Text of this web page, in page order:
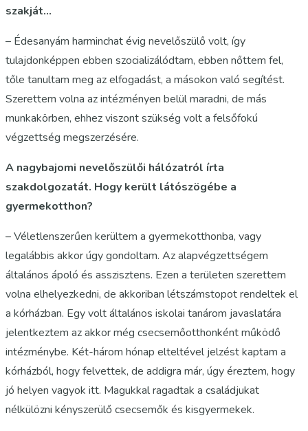
szakját…
– Édesanyám harminchat évig nevelőszülő volt, így
tulajdonképpen ebben szocializálódtam, ebben nőttem fel,
tőle tanultam meg az elfogadást, a másokon való segítést.
Szerettem volna az intézményen belül maradni, de más
munkakörben, ehhez viszont szükség volt a felsőfokú
végzettség megszerzésére.
A nagybajomi nevelőszülői hálózatról írta
szakdolgozatát. Hogy került látószögébe a
gyermekotthon?
– Véletlenszerűen kerültem a gyermekotthonba, vagy
legalábbis akkor úgy gondoltam. Az alapvégzettségem
általános ápoló és asszisztens. Ezen a területen szerettem
volna elhelyezkedni, de akkoriban létszámstopot rendeltek el
a kórházban. Egy volt általános iskolai tanárom javaslatára
jelentkeztem az akkor még csecsemőotthonként működő
intézménybe. Két-három hónap elteltével jelzést kaptam a
kórházból, hogy felvettek, de addigra már, úgy éreztem, hogy
jó helyen vagyok itt. Magukkal ragadtak a családjukat
nélkülözni kényszerülő csecsemők és kisgyermekek.